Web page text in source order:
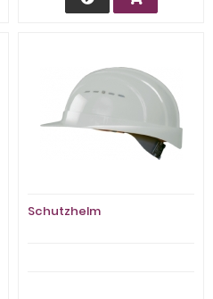
Schutzhelm